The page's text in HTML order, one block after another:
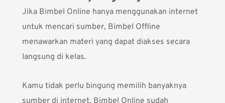
Jika Bimbel Online hanya menggunakan internet
untuk mencari sumber, Bimbel Offline
menawarkan materi yang dapat diakses secara
langsung di kelas.
Kamu tidak perlu bingung memilih banyaknya